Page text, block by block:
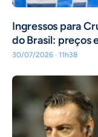
Ingressos para
do Brasil: preços
30/07/2026 · 11h38